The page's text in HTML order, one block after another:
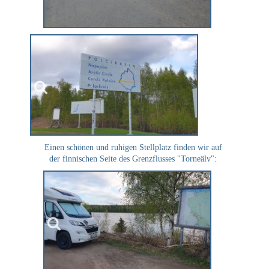
Einen schönen und ruhigen Stellplatz finden wir auf
der finnischen Seite des Grenzflusses "Torneälv":